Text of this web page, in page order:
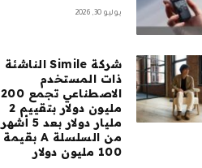
يوليو 30, 2026
شركة Simile الناشئة
ذات المستخدم
الاصطناعي تجمع 200
مليون دولار بتقييم 2
مليار دولار بعد 5 أشهر
من السلسلة A بقيمة
100 مليون دولار